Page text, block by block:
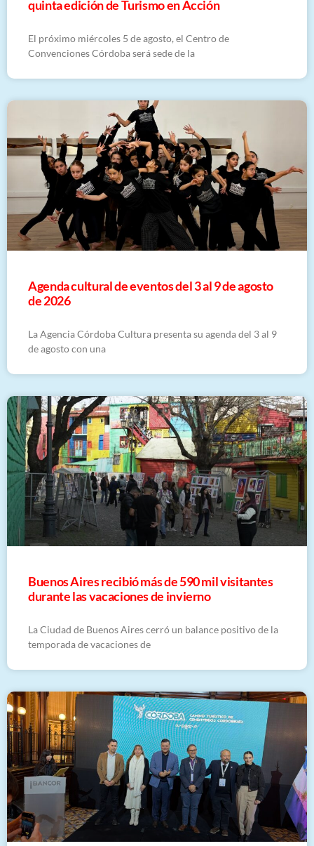
quinta edición de Turismo en Acción
El próximo miércoles 5 de agosto, el Centro de
Convenciones Córdoba será sede de la
​Agenda cultural de eventos del 3 al 9 de agosto
de 2026
La Agencia Córdoba Cultura presenta su agenda del 3 al 9
de agosto con una
Buenos Aires recibió más de 590 mil visitantes
durante las vacaciones de invierno
La Ciudad de Buenos Aires cerró un balance positivo de la
temporada de vacaciones de